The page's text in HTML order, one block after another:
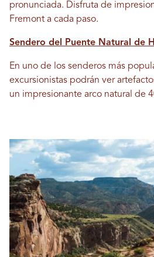
pronunciada. Disfruta de
Fremont a cada paso.
Sendero del Puente Natural de
En uno de los senderos más
excursionistas podrán ver
un impresionante arco natural de